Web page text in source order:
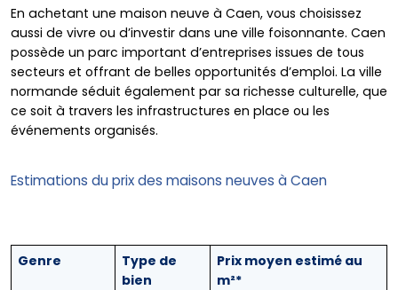
En achetant une maison neuve à Caen, vous choisissez
aussi de vivre ou d’investir dans une ville foisonnante. Caen
possède un parc important d’entreprises issues de tous
secteurs et offrant de belles opportunités d’emploi. La ville
normande séduit également par sa richesse culturelle, que
ce soit à travers les infrastructures en place ou les
événements organisés.
Estimations du prix des maisons neuves à Caen
Genre
Type de
bien
Prix moyen estimé au
m²*